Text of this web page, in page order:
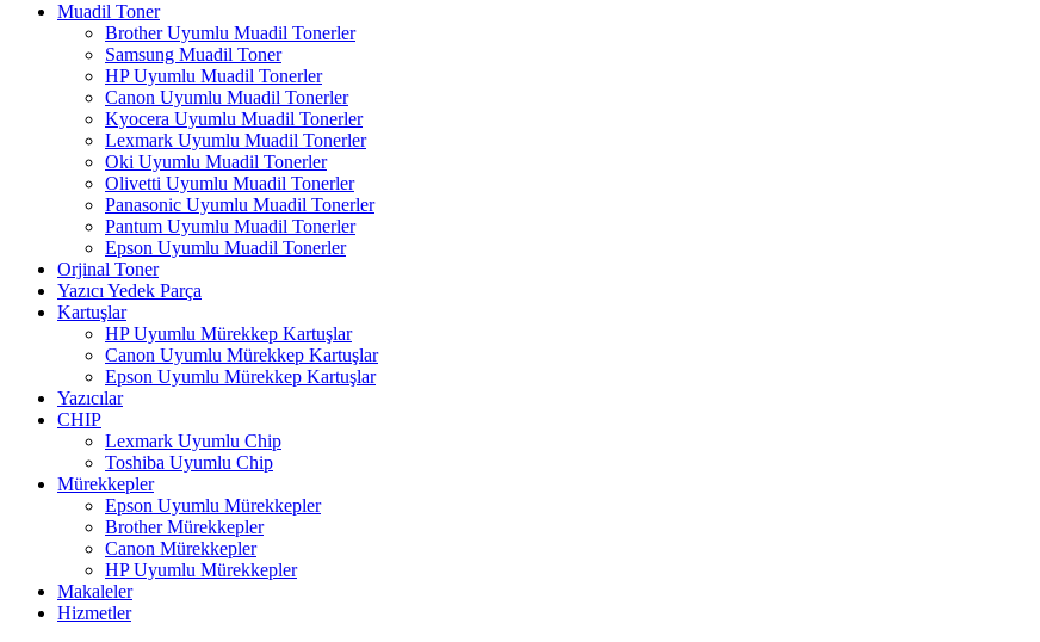
Muadil Toner
Brother Uyumlu Muadil Tonerler
Samsung Muadil Toner
HP Uyumlu Muadil Tonerler
Canon Uyumlu Muadil Tonerler
Kyocera Uyumlu Muadil Tonerler
Lexmark Uyumlu Muadil Tonerler
Oki Uyumlu Muadil Tonerler
Olivetti Uyumlu Muadil Tonerler
Panasonic Uyumlu Muadil Tonerler
Pantum Uyumlu Muadil Tonerler
Epson Uyumlu Muadil Tonerler
Orjinal Toner
Yazıcı Yedek Parça
Kartuşlar
HP Uyumlu Mürekkep Kartuşlar
Canon Uyumlu Mürekkep Kartuşlar
Epson Uyumlu Mürekkep Kartuşlar
Yazıcılar
CHIP
Lexmark Uyumlu Chip
Toshiba Uyumlu Chip
Mürekkepler
Epson Uyumlu Mürekkepler
Brother Mürekkepler
Canon Mürekkepler
HP Uyumlu Mürekkepler
Makaleler
Hizmetler